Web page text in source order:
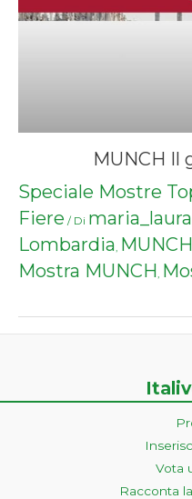
MUNCH
Speciale Mostre
Fiere / Di maria_laura
Lombardia,
Mostra MUNCH ,
Vota
Racconta